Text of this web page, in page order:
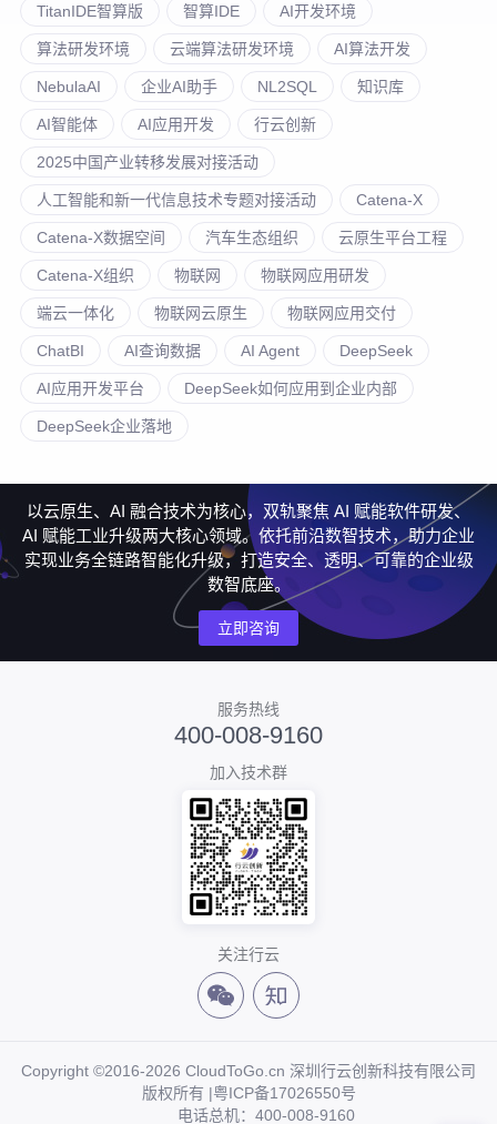
TitanIDE智算版 智算IDE AI开发环境
算法研发环境 云端算法研发环境 AI算法开发
NebulaAI 企业AI助手 NL2SQL 知识库
AI智能体 AI应用开发 行云创新
2025中国产业转移发展对接活动
人工智能和新一代信息技术专题对接活动 Catena-X
Catena-X数据空间 汽车生态组织 云原生平台工程
Catena-X组织 物联网 物联网应用研发
端云一体化 物联网云原生 物联网应用交付
ChatBI AI查询数据 AI Agent DeepSeek
AI应用开发平台 DeepSeek如何应用到企业内部
DeepSeek企业落地
以云原生、AI 融合技术为核心，双轨聚焦 AI 赋能软件研发、
AI 赋能工业升级两大核心领域。依托前沿数智技术，助力企业
实现业务全链路智能化升级，打造安全、透明、可靠的企业级
数智底座。
立即咨询
服务热线
400-008-9160
加入技术群
关注行云
Copyright ©2016-2026 CloudToGo.cn 深圳行云创新科技有限公司
版权所有 |粤ICP备17026550号
电话总机：400-008-9160